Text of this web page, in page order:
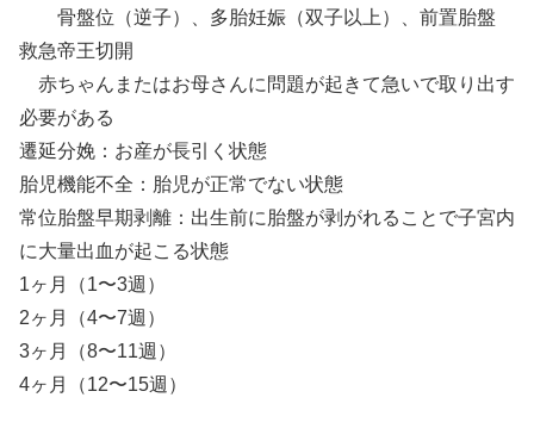
骨盤位（逆子）、多胎妊娠（双子以上）、前置胎盤
救急帝王切開
赤ちゃんまたはお母さんに問題が起きて急いで取り出す
必要がある
遷延分娩：お産が長引く状態
胎児機能不全：胎児が正常でない状態
常位胎盤早期剥離：出生前に胎盤が剥がれることで子宮内
に大量出血が起こる状態
1ヶ月（1〜3週）
2ヶ月（4〜7週）
3ヶ月（8〜11週）
4ヶ月（12〜15週）